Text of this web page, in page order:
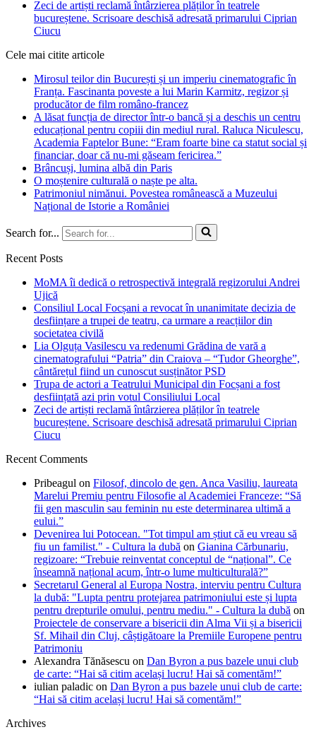
Zeci de artiști reclamă întârzierea plăților în teatrele
bucureștene. Scrisoare deschisă adresată primarului Ciprian
Ciucu
Cele mai citite articole
Mirosul teilor din București și un imperiu cinematografic în
Franța. Fascinanta poveste a lui Marin Karmitz, regizor și
producător de film româno-francez
A lăsat funcția de director într-o bancă și a deschis un centru
educațional pentru copiii din mediul rural. Raluca Niculescu,
Academia Faptelor Bune: “Eram foarte bine ca statut social și
financiar, doar că nu-mi găseam fericirea.”
Brâncuși, lumina albă din Paris
O moștenire culturală o naște pe alta.
Patrimoniul nimănui. Povestea românească a Muzeului
Național de Istorie a României
Search for...
Recent Posts
MoMA îi dedică o retrospectivă integrală regizorului Andrei
Ujică
Consiliul Local Focșani a revocat în unanimitate decizia de
desființare a trupei de teatru, ca urmare a reacțiilor din
societatea civilă
Lia Olguța Vasilescu va redenumi Grădina de vară a
cinematografului “Patria” din Craiova – “Tudor Gheorghe”,
cântărețul fiind un cunoscut susținător PSD
Trupa de actori a Teatrului Municipal din Focșani a fost
desființată azi prin votul Consiliului Local
Zeci de artiști reclamă întârzierea plăților în teatrele
bucureștene. Scrisoare deschisă adresată primarului Ciprian
Ciucu
Recent Comments
Pribeagul on Filosof, dincolo de gen. Anca Vasiliu, laureata
Marelui Premiu pentru Filosofie al Academiei Franceze: “Să
fii gen masculin sau feminin nu este determinarea ultimă a
eului.”
Devenirea lui Potocean. "Tot timpul am știut că eu vreau să
fiu un familist." - Cultura la dubă on Gianina Cărbunariu,
regizoare: “Trebuie reinventat conceptul de “național”. Ce
înseamnă național acum, într-o lume multiculturală?”
Secretarul General al Europa Nostra, interviu pentru Cultura
la dubă: "Lupta pentru protejarea patrimoniului este și lupta
pentru drepturile omului, pentru mediu." - Cultura la dubă on
Proiectele de conservare a bisericii din Alma Vii și a bisericii
Sf. Mihail din Cluj, câștigătoare la Premiile Europene pentru
Patrimoniu
Alexandra Tănăsescu on Dan Byron a pus bazele unui club
de carte: “Hai să citim același lucru! Hai să comentăm!”
iulian paladic on Dan Byron a pus bazele unui club de carte:
“Hai să citim același lucru! Hai să comentăm!”
Archives